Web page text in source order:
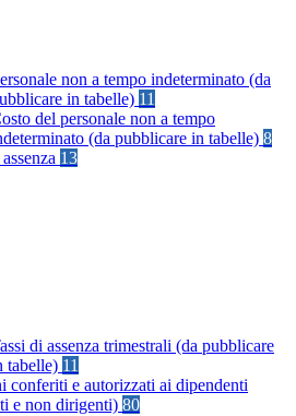
non a tempo indeterminato (da
in tabelle) 11
del personale non a tempo
(da pubblicare in tabelle) 8
13
di assenza trimestrali (da pubblicare
tabelle) 11
conferiti e autorizzati ai dipendenti
e non dirigenti) 80